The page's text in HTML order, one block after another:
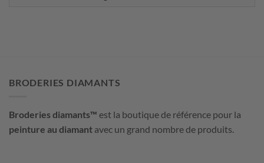
BRODERIES DIAMANTS
Broderies diamants™ est la boutique de référence pour la
peinture au diamant avec un grand nombre de produits.